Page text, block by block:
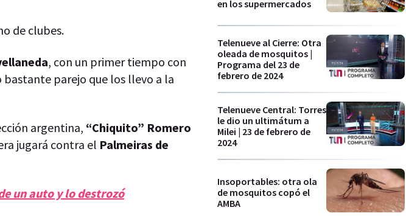
de clubes.
, con un primer tiempo con
bastante parejo que los llevo a la
argentina, “Chiquito” Romero
jugará contra el Palmeiras de
un auto y lo destrozó
en los supermercados
Telenueve al Cierre: Otra
oleada de mosquitos |
Programa del 23 de
febrero de 2024
Telenueve Central: Torres
le dio un ultimátum a
Milei | 23 de febrero de
2024
Insoportables: otra ola
de mosquitos copó el
AMBA